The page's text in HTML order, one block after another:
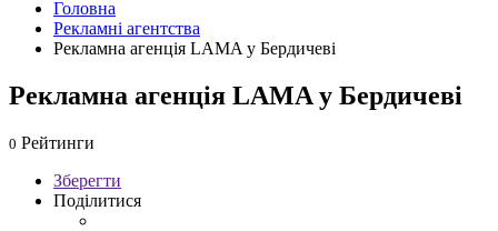
Головна
Рекламні агентства
Рекламна агенція LAMA у Бердичеві
Рекламна агенція LAMA у Бердичеві
0 Рейтинги
Зберегти
Поділитися